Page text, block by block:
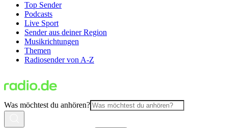
Top Sender
Podcasts
Live Sport
Sender aus deiner Region
Musikrichtungen
Themen
Radiosender von A-Z
Was möchtest du anhören?